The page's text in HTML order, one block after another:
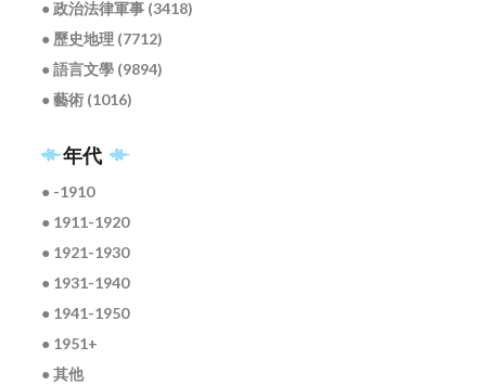
● 政治法律軍事 (3418)
● 歷史地理 (7712)
● 語言文學 (9894)
● 藝術 (1016)
年代
● -1910
● 1911-1920
● 1921-1930
● 1931-1940
● 1941-1950
● 1951+
● 其他